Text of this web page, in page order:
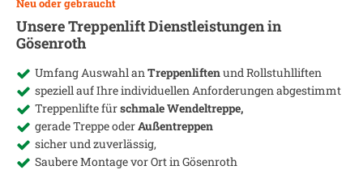
Neu oder gebraucht
Unsere Treppenlift Dienstleistungen in
Gösenroth
Umfang Auswahl anTreppenliftenund Rollstuhlliften
speziell auf Ihre individuellen Anforderungen abgestimmt
Treppenlifte fürschmale Wendeltreppe,
gerade Treppe oderAußentreppen
sicher und zuverlässig,
Saubere Montage vor Ort inGösenroth